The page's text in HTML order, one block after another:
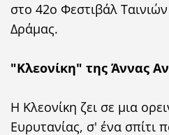
στο 42ο Φεστιβάλ
Δράμας.
"Κλεονίκη" της Άννας
Η Κλεονίκη ζει σε μια
Ευρυτανίας, σ' ένα σπίτι